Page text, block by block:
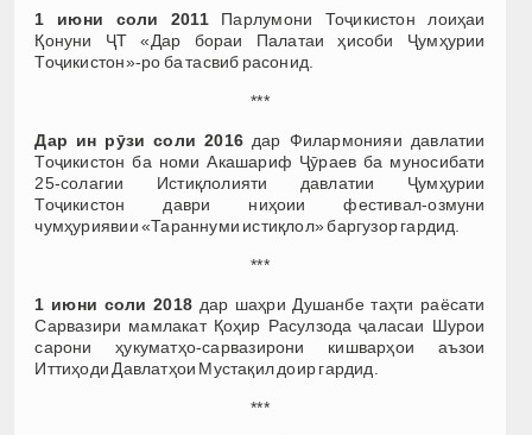
1 июни соли 2011Парлумони Тоҷикистон лоиҳаи
Қонуни ҶТ «Дар бораи Палатаи ҳисоби Ҷумҳурии
Тоҷикистон»-ро ба тасвиб расонид.
***
Дар ин рӯзи соли 2016дар Филармонияи давлатии
Тоҷикистон ба номи Акашариф Ҷӯраев ба муносибати
25-солагии Истиқлолияти давлатии Ҷумҳурии
Тоҷикистон даври ниҳоии фестивал-озмуни
чумҳуриявии «Тараннуми истиқлол» баргузор гардид.
***
1 июни соли 2018дар шаҳри Душанбе таҳти раёсати
Сарвазири мамлакат Қоҳир Расулзода ҷаласаи Шурои
сарони ҳукуматҳо-сарвазирони кишварҳои аъзои
Иттиҳоди Давлатҳои Мустақил доир гардид.
***